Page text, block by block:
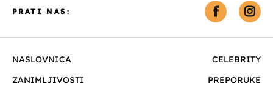
NASLOVNICA
CELEBRITY
ZANIMLJIVOSTI
PREPORUKE
PRATI NAS: